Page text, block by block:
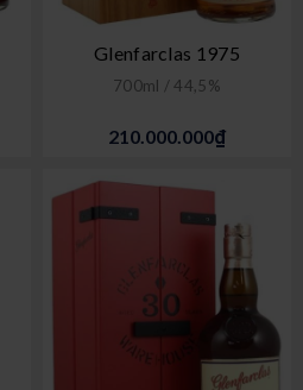
Glenfarclas 1975
700ml / 44,5%
210.000.000₫